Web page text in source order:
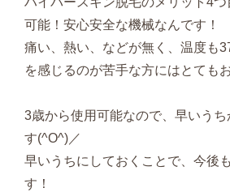
可能！安心安全な機械なんです！
痛い、熱い、などが無く、温度も
を感じるのが苦手な方にはとても
3歳から使用可能なので、早いうち
す(^O^)／
早いうちにしておくことで、今後
す！